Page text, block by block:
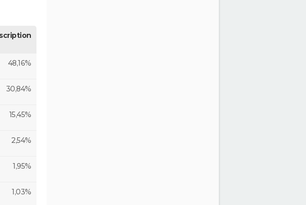
48,16%
30,84%
15,45%
2,54%
1,95%
1,03%